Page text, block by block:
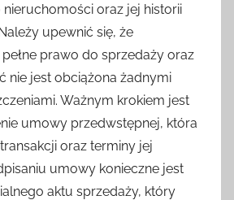
oraz jej historii
upewnić się, że
prawo do sprzedaży oraz
nie jest obciążona żadnymi
Ważnym krokiem jest
umowy przedwstępnej, która
oraz terminy jej
umowy konieczne jest
aktu sprzedaży, który